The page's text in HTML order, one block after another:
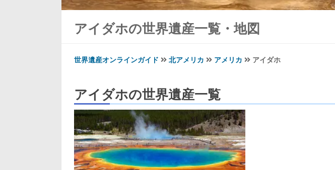
アイダホの世界遺産一覧・地図
世界遺産オンラインガイド 北アメリカ アメリカ アイダホ
アイダホの世界遺産一覧